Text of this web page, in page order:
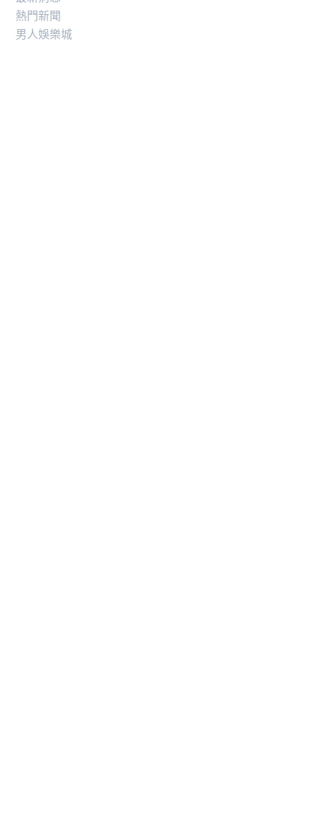
熱門新聞
男人娛樂城